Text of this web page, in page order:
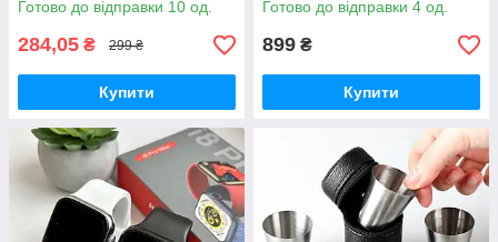
Готово до відправки 10 од.
284,05 ₴ 299 ₴
Купити
Готово до відправки 4 од.
899 ₴
Купити